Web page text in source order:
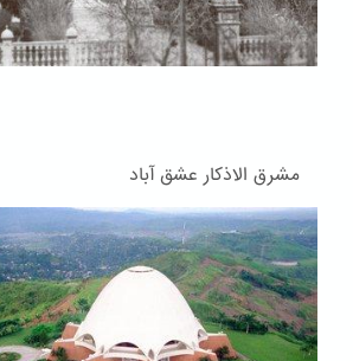
مشرق الاذکار عشق آباد